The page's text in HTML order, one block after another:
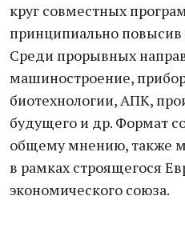
круг совместных
принципиально повысив
Среди прорывных
машиностроение,
биотехнологии, АПК,
будущего и др. Формат
общему мнению, также
в рамках строящегося
экономического союза.